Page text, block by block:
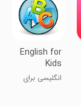
English for
Kids
انگلیسی برای